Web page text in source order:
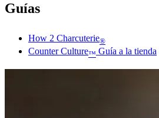
Guías
How 2 Charcuterie®
Counter Culture™ Guía a la tienda